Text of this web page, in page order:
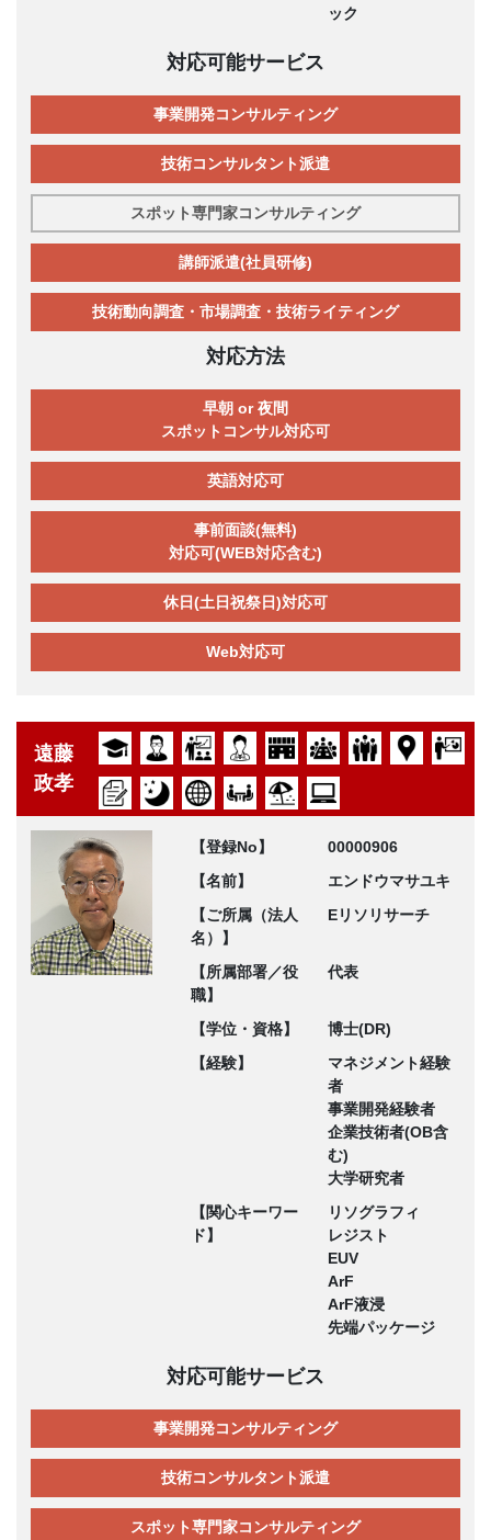
ック
対応可能サービス
事業開発コンサルティング
技術コンサルタント派遣
スポット専門家コンサルティング
講師派遣(社員研修)
技術動向調査・市場調査・技術ライティング
対応方法
早朝 or 夜間
スポットコンサル対応可
英語対応可
事前面談(無料)
対応可(WEB対応含む)
休日(土日祝祭日)対応可
Web対応可
遠藤
政孝
【登録No】
00000906
【名前】
エンドウマサユキ
【ご所属（法人
名）】
Eリソリサーチ
【所属部署／役
職】
代表
【学位・資格】
博士(DR)
【経験】
マネジメント経験
者
事業開発経験者
企業技術者(OB含
む)
大学研究者
【関心キーワー
ド】
リソグラフィ
レジスト
EUV
ArF
ArF液浸
先端パッケージ
対応可能サービス
事業開発コンサルティング
技術コンサルタント派遣
スポット専門家コンサルティング